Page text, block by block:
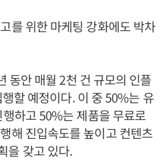
를 위한 마케팅 강화에도 박차
동안 매월 2천 건 규모의 인플
할 예정이다. 이 중 50%는 유
하고 50%는 제품을 무료로
해 진입속도를 높이고 컨텐츠
을 갖고 있다.